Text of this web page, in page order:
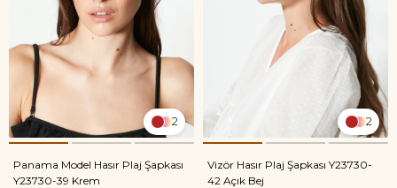
2
Panama Model Hasır Plaj Şapkası
Y23730-39 Krem
2
Vizör Hasır Plaj Şapkası Y23730-
42 Açık Bej